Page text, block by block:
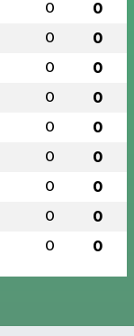
0 0
0 0
0 0
0 0
0 0
0 0
0 0
0 0
0 0